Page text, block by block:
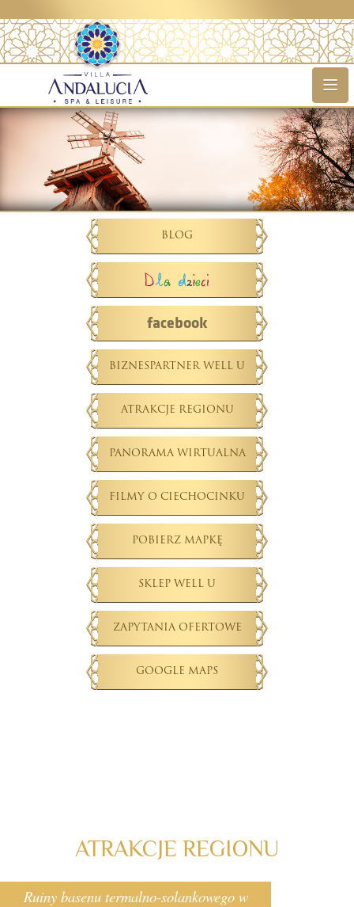
Hotel
Pokoje
Cennik
BLOG
facebook
BIZNESPARTNER WELL U
ATRAKCJE REGIONU
PANORAMA WIRTUALNA
FILMY O CIECHOCINKU
POBIERZ MAPKĘ
SKLEP WELL U
ZAPYTANIA OFERTOWE
GOOGLE MAPS
ATRAKCJE REGIONU
Ruiny basenu termalno-solankowego w